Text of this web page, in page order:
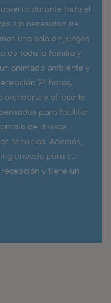
durante todo el
sin necesidad de
una sala de juegos
de toda la familia y
animado ambiente y
24 horas,
atenderle y ofrecerle
para facilitar
de divisas,
servicios. Además,
privado para su
y tiene un